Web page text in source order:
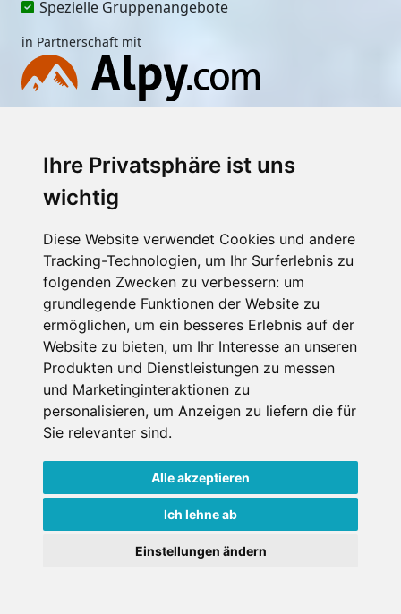
Ihre Privatsphäre ist uns
wichtig
Diese Website verwendet Cookies und andere
Tracking-Technologien, um Ihr Surferlebnis zu
folgenden Zwecken zu verbessern: um
grundlegende Funktionen der Website zu
ermöglichen, um ein besseres Erlebnis auf der
Website zu bieten, um Ihr Interesse an unseren
Produkten und Dienstleistungen zu messen
und Marketinginteraktionen zu
personalisieren, um Anzeigen zu liefern die für
Sie relevanter sind.
Alle akzeptieren
Ich lehne ab
Einstellungen ändern
Erster Miettag
Letzter Miettag
1
Erwachsene
über 18 Jahre bei Mietantritt
0
Kinder
unter 18 Jahre bei Mietantritt
Spezielle Gruppenangebote
in Partnerschaft mit
Weitere Shops in Feldberg